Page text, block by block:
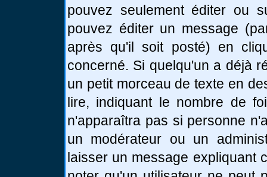
pouvez seulement éditer ou
pouvez éditer un message
après qu'il soit posté) en
concerné. Si quelqu'un a déjà
un petit morceau de texte en
lire, indiquant le nombre de
n'apparaîtra pas si personne
un modérateur ou un
laisser un message expliquant